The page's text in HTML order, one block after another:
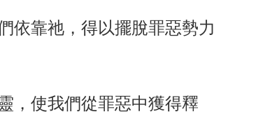
依靠祂，得以擺脫罪惡勢力
，使我們從罪惡中獲得釋